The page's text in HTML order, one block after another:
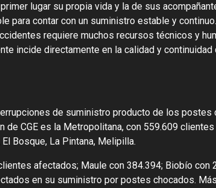
lugar su propia vida y la de sus
para contar con un suministro estable y
requiere muchos recursos técnicos y
incide directamente en la calidad y
de suministro producto de los postes
de CGE es la Metropolitana, con 559.609
Bosque, La Pintana, Melipilla.
afectados; Maule con 384.394; Biobío con
en su suministro por postes chocados.